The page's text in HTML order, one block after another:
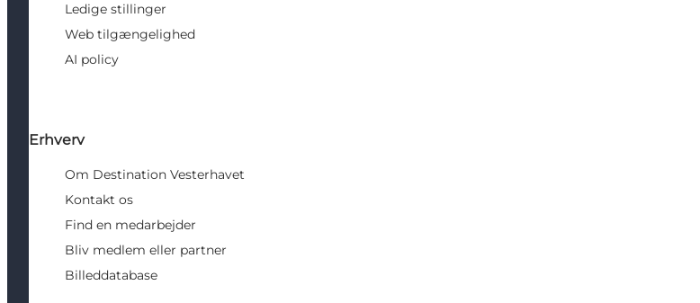
Ledige stillinger
Web tilgængelighed
AI policy
Erhverv
Om Destination Vesterhavet
Kontakt os
Find en medarbejder
Bliv medlem eller partner
Billeddatabase